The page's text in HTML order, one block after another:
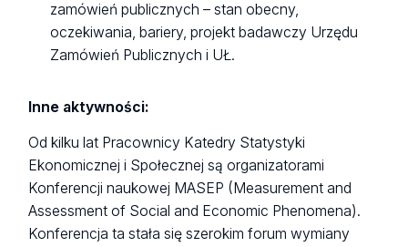
zamówień publicznych – stan obecny,
oczekiwania, bariery, projekt badawczy Urzędu
Zamówień Publicznych i UŁ.
Inne aktywności:
Od kilku lat Pracownicy Katedry Statystyki
Ekonomicznej i Społecznej są organizatorami
Konferencji naukowej MASEP (Measurement and
Assessment of Social and Economic Phenomena).
Konferencja ta stała się szerokim forum wymiany